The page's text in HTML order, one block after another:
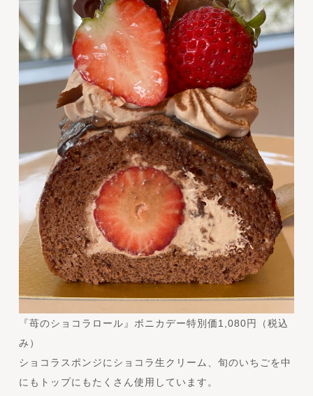
『苺のショコラロール』ボニカデー特別価1,080円（税込
み）
ショコラスポンジにショコラ生クリーム、旬のいちごを中
にもトップにもたくさん使用しています。